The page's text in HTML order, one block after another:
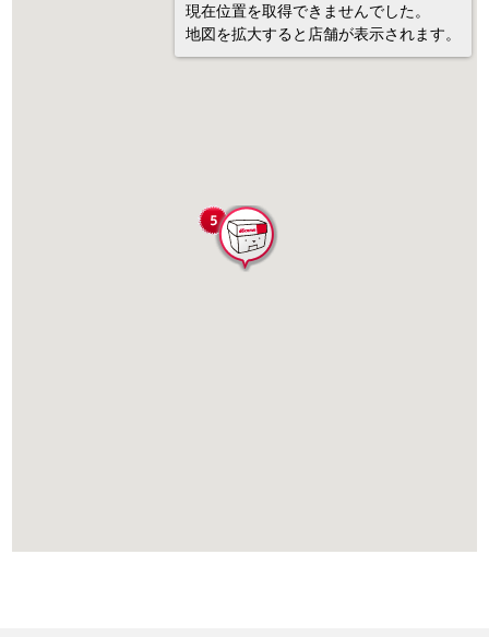
現在位置を取得できませんでした。
地図を拡大すると店舗が表示されます。